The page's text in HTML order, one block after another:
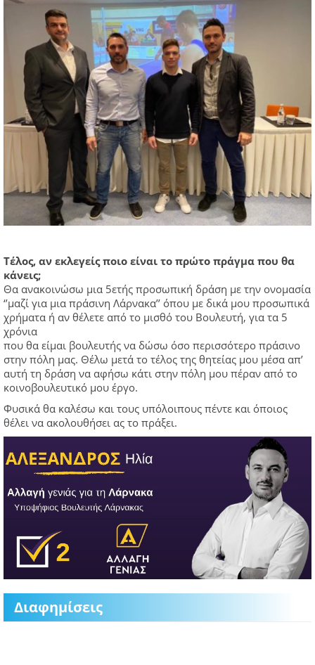
Τέλος, αν εκλεγείς ποιο είναι το πρώτο πράγμα που θα
κάνεις;
Θα ανακοινώσω μια 5ετής προσωπική δράση με την ονομασία
‘’μαζί για μια πράσινη Λάρνακα’’ όπου με δικά μου προσωπικά
χρήματα ή αν θέλετε από το μισθό του Βουλευτή, για τα 5
χρόνια
που θα είμαι βουλευτής να δώσω όσο περισσότερο πράσινο
στην πόλη μας. Θέλω μετά το τέλος της θητείας μου μέσα απ’
αυτή τη δράση να αφήσω κάτι στην πόλη μου πέραν από το
κοινοβουλευτικό μου έργο.
Φυσικά θα καλέσω και τους υπόλοιπους πέντε και όποιος
θέλει να ακολουθήσει ας το πράξει.
Διαφημίσεις